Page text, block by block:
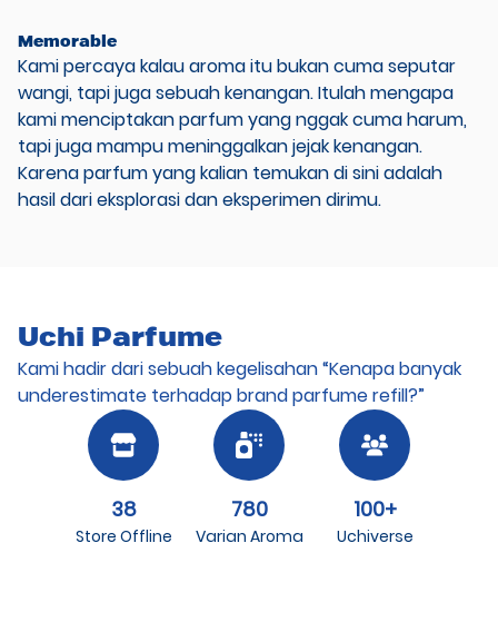
Memorable
Kami percaya kalau aroma itu bukan cuma seputar
wangi, tapi juga sebuah kenangan. Itulah mengapa
kami menciptakan parfum yang nggak cuma harum,
tapi juga mampu meninggalkan jejak kenangan.
Karena parfum yang kalian temukan di sini adalah
hasil dari eksplorasi dan eksperimen dirimu.
Uchi Parfume
Kami hadir dari sebuah kegelisahan “Kenapa banyak
underestimate terhadap brand parfume refill?”
38
Store Offline
780
Varian Aroma
100+
Uchiverse